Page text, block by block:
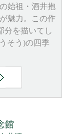
始祖・酒井抱
魅力。この作
分を描いてし
そう)の四季
館